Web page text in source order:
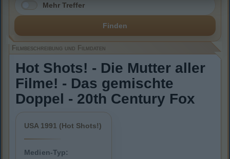
Mehr Treffer
Finden
Filmbeschreibung und Filmdaten
Hot Shots! - Die Mutter aller
Filme! - Das gemischte
Doppel - 20th Century Fox
USA 1991 (Hot Shots!)
Medien-Typ: